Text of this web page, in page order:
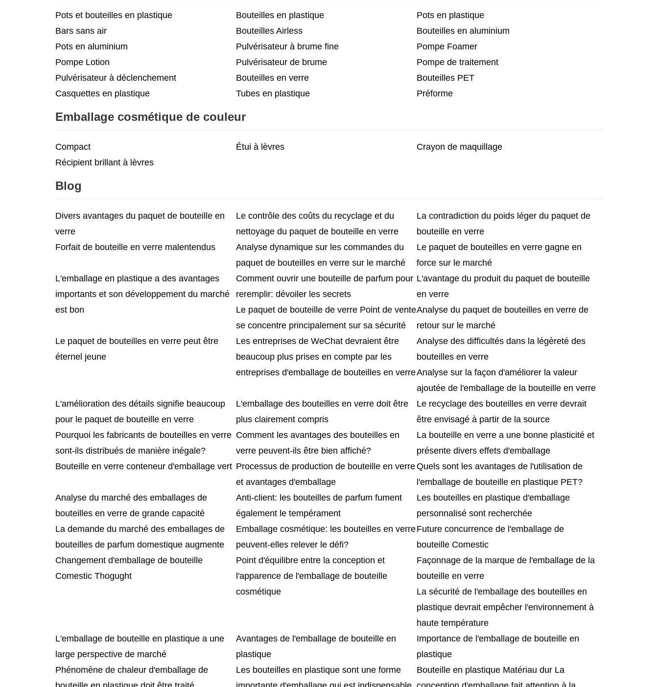
Pots et bouteilles en plastique Bouteilles en plastique
Pots en plastique
Bars sans air
Bouteilles Airless
Bouteilles en aluminium
Pots en aluminium
Pulvérisateur à brume fine
Pompe Foamer
Pompe Lotion
Pulvérisateur de brume
Pompe de traitement
Pulvérisateur à déclenchement
Bouteilles en verre
Bouteilles PET
Casquettes en plastique
Tubes en plastique Préforme
Emballage cosmétique de couleur
Compact Étui à lèvres
Crayon de maquillage
Récipient brillant à lèvres
Blog
Divers avantages du paquet de bouteille en
verre
Le contrôle des coûts du recyclage et du
nettoyage du paquet de bouteille en verre
La contradiction du poids léger du paquet de
bouteille en verre
Forfait de bouteille en verre malentendus
Analyse dynamique sur les commandes du
paquet de bouteilles en verre sur le marché
Le paquet de bouteilles en verre gagne en
force sur le marché
L'emballage en plastique a des avantages
importants et son développement du marché
est bon
Comment ouvrir une bouteille de parfum pour
reremplir: dévoiler les secrets
L'avantage du produit du paquet de bouteille
en verre
Le paquet de bouteille de verre Point de vente
se concentre principalement sur sa sécurité
Analyse du paquet de bouteilles en verre de
retour sur le marché
Le paquet de bouteilles en verre peut être
éternel jeune
Les entreprises de WeChat devraient être
beaucoup plus prises en compte par les
entreprises d'emballage de bouteilles en verre
Analyse des difficultés dans la légèreté des
bouteilles en verre
Analyse sur la façon d'améliorer la valeur
ajoutée de l'emballage de la bouteille en verre
L'amélioration des détails signifie beaucoup
pour le paquet de bouteille en verre
L'emballage des bouteilles en verre doit être
plus clairement compris
Le recyclage des bouteilles en verre devrait
être envisagé à partir de la source
Pourquoi les fabricants de bouteilles en verre
sont-ils distribués de manière inégale?
Comment les avantages des bouteilles en
verre peuvent-ils être bien affiché?
La bouteille en verre a une bonne plasticité et
présente divers effets d'emballage
Bouteille en verre conteneur d'emballage vert Processus de production de bouteille en verre
et avantages d'emballage
Quels sont les avantages de l'utilisation de
l'emballage de bouteille en plastique PET?
Analyse du marché des emballages de
bouteilles en verre de grande capacité
Anti-client: les bouteilles de parfum fument
également le tempérament
Les bouteilles en plastique d'emballage
personnalisé sont recherchée
La demande du marché des emballages de
bouteilles de parfum domestique augmente
Emballage cosmétique: les bouteilles en verre
peuvent-elles relever le défi?
Future concurrence de l'emballage de
bouteille Comestic
Changement d'emballage de bouteille
Comestic Thogught
Point d'équilibre entre la conception et
l'apparence de l'emballage de bouteille
cosmétique
Façonnage de la marque de l'emballage de la
bouteille en verre
La sécurité de l'emballage des bouteilles en
plastique devrait empêcher l'environnement à
haute température
L'emballage de bouteille en plastique a une
large perspective de marché
Avantages de l'emballage de bouteille en
plastique
Importance de l'emballage de bouteille en
plastique
Phénomène de chaleur d'emballage de
Les bouteilles en plastique sont une forme
Bouteille en plastique Matériau dur La